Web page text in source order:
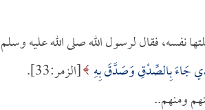
نفسه، فقال لرسول الله صلى الله عليه
جَاءَ بِالصِّدْقِ وَصَدَّقَ بِهِ [الزمر:33].
ومنهم..